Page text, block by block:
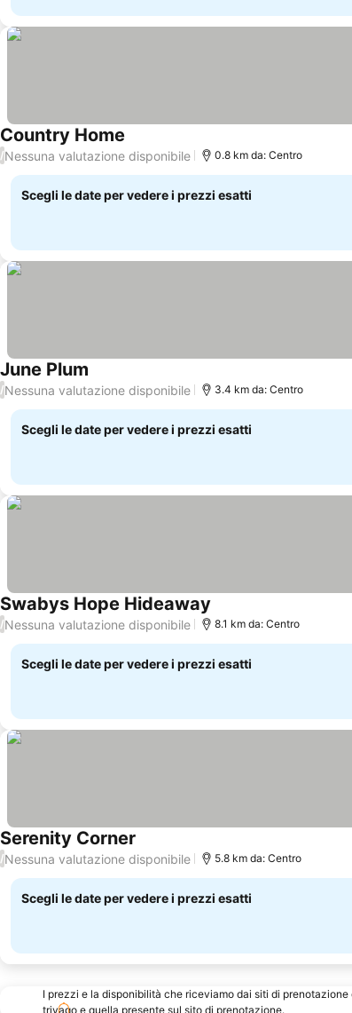
Country Home Scopri i prezzi
/Nessuna valutazione disponibile 0.8 km da: Centro
Scegli le date per vedere i prezzi esatti
June Plum
/Nessuna valutazione disponibile 3.4 km da: Centro
Scegli le date per vedere i prezzi esatti
Swabys Hope Hideaway
/Nessuna valutazione disponibile 8.1 km da: Centro
Scegli le date per vedere i prezzi esatti
Serenity Corner Scopri i prezzi
/Nessuna valutazione disponibile 5.8 km da: Centro
Scegli le date per vedere i prezzi esatti
I prezzi e la disponibilità che riceviamo dai siti di
trivago e quella presente sul sito di prenotazione.